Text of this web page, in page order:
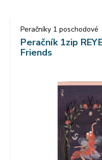
Peračníky 1 poschodové
Peračník 1zip
Friends